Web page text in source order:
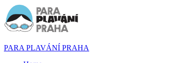
PARA PLAVÁNÍ PRAHA